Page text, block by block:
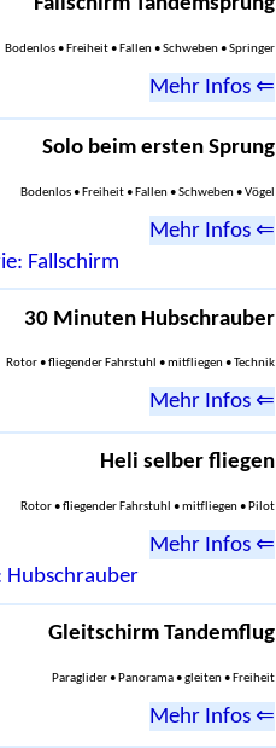
Bodenlos • Freiheit • Fallen • Schweben • Springer
Mehr Infos ⇐
Solo beim ersten Sprung
Bodenlos • Freiheit • Fallen • Schweben • Vögel
Mehr Infos ⇐
Fallschirm
30 Minuten Hubschrauber
Rotor • fliegender Fahrstuhl • mitfliegen • Technik
Mehr Infos ⇐
Heli selber fliegen
Rotor • fliegender Fahrstuhl • mitfliegen • Pilot
Mehr Infos ⇐
Hubschrauber
Gleitschirm Tandemflug
Paraglider • Panorama • gleiten • Freiheit
Mehr Infos ⇐